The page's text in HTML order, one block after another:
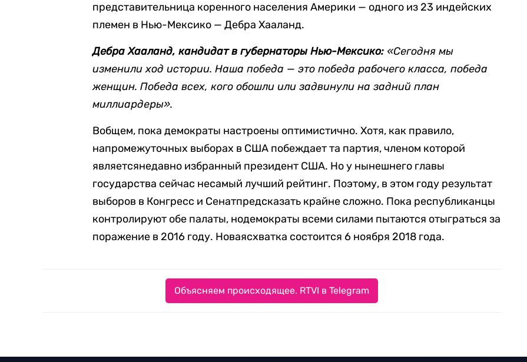
представительница коренного населения Америки — одного из 23 индейских
племен в Нью-Мексико — Дебра Хааланд.
Дебра Хааланд, кандидат в губернаторы Нью-Мексико: «Сегодня мы
изменили ход истории. Наша победа — это победа рабочего класса, победа
женщин. Победа всех, кого обошли или задвинули на задний план
миллиардеры».
Вобщем, пока демократы настроены оптимистично. Хотя, как правило,
напромежуточных выборах в США побеждает та партия, членом которой
являетсянедавно избранный президент США. Но у нынешнего главы
государства сейчас несамый лучший рейтинг. Поэтому, в этом году результат
выборов в Конгресс и Сенатпредсказать крайне сложно. Пока республиканцы
контролируют обе палаты, нодемократы всеми силами пытаются отыграться за
поражение в 2016 году. Новаясхватка состоится 6 ноября 2018 года.
Объясняем происходящее. RTVI в Telegram